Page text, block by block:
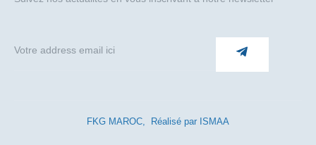
FKG MAROC, Réalisé par ISMAA